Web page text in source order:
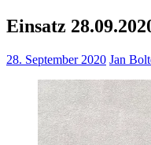
Einsatz
28. September 2020 Jan